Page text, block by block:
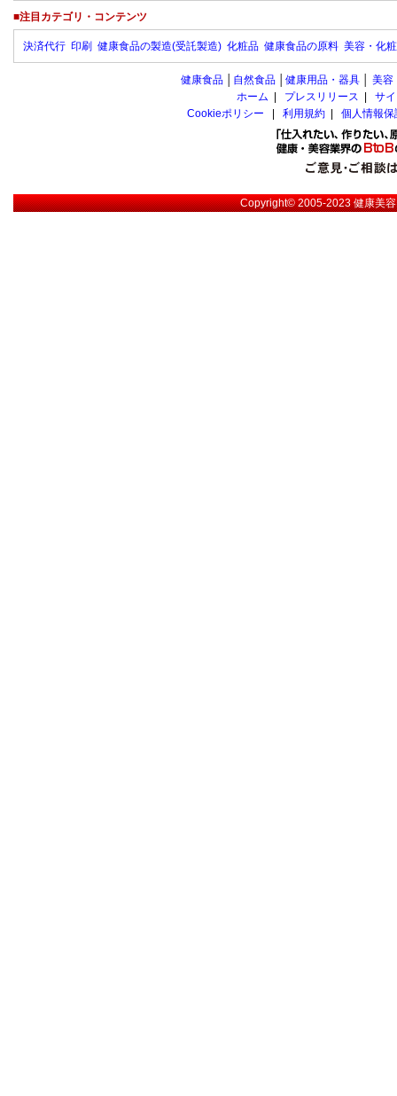
■注目カテゴリ・コンテンツ
決済代行 印刷 健康食品の製造(受託製造) 化粧品 健康食品の原料 美容・化
健康食品 自然食品 健康用品・器具 美容
ホーム
プレスリリース
サ
Cookieポリシー
利用規約 個人情報
Copyright© 2005-2023健康美